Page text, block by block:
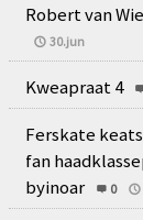
Robert van
30.jun
Kweapraat 4
Ferskate
fan
byinoar
0